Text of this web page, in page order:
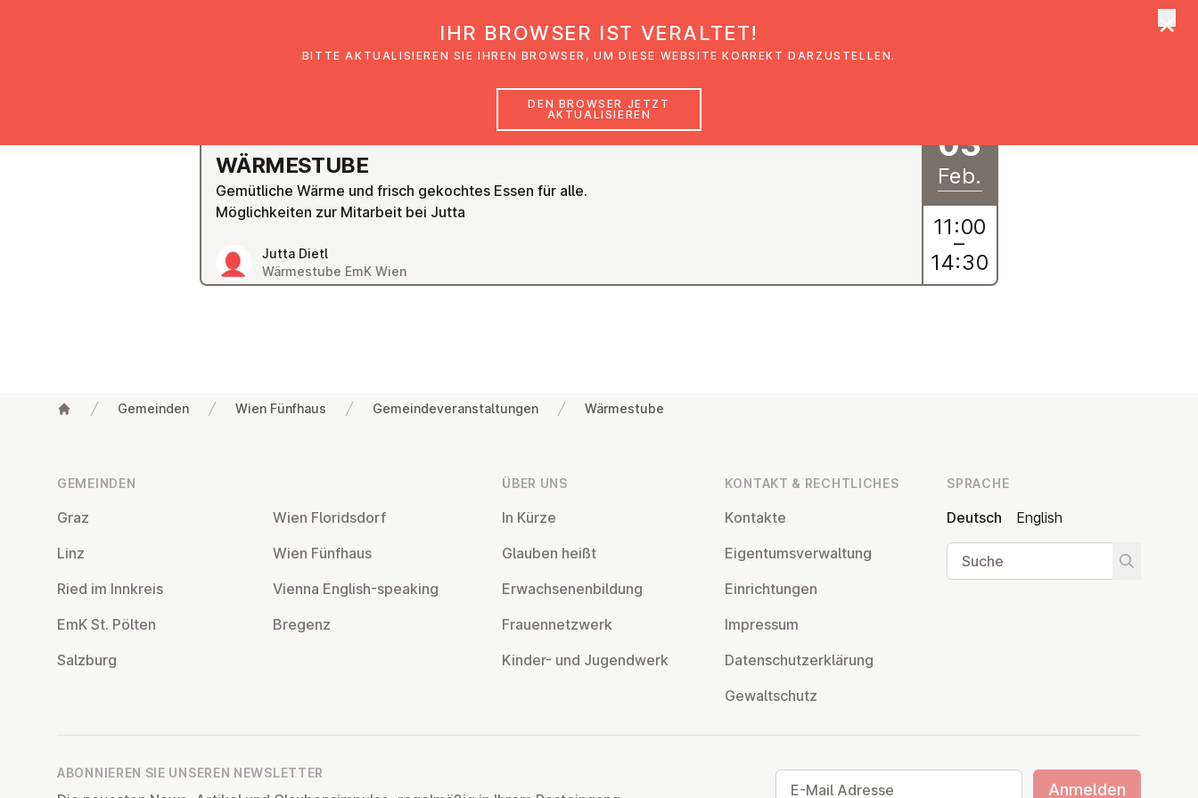
Glaubensimpulse News Veranstaltungen
WÄR­ME­STU­BE
Gemütliche Wärme und frisch gekochtes Essen für alle.
Möglichkeiten zur Mitarbeit bei Jutta
Jutta Dietl
Wärmestube EmK Wien
03
Feb.
11:00
–
14:30
Gemeinden Wien Fünfhaus Gemeindeveranstaltungen Wärmestube
GEMEINDEN
Graz
Linz
Ried im Innkreis
EmK St. Pölten
Salzburg
Wien Flo­rids­dorf
Wien Fünfhaus
Vienna English-speaking
Bregenz
ÜBER UNS
In Kürze
Glauben heißt
Er­wach­se­nen­bil­dung
Frau­en­netz­werk
Kinder- und Ju­gend­werk
KONTAKT & RECHT­LI­CHES
Kontakte
Ei­gen­tums­ver­wal­tung
Ein­rich­tun­gen
Impressum
Da­ten­schutz­er­klä­rung
Ge­walt­schutz
SPRACHE
Deutsch
English
Suche
Suche
ABONNIEREN SIE UNSEREN NEWSLETTER
Anmelden
IHR BROWSER IST VERALTET!
BITTE AKTUALISIEREN SIE IHREN BROWSER, UM DIESE WEBSITE KORREKT DARZUSTELLEN.
DEN BROWSER JETZT
AKTUALISIEREN
×